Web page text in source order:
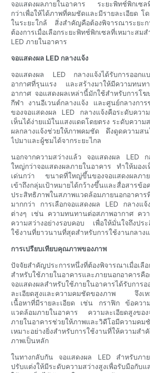
จอแสดงผลภายในอาคาร ระยะพิทช์พิกเซลที่
กว่าเพื่อให้ได้ภาพที่คมชัดและมีรายละเอียด โด
ในระยะใกล้ สิ่งสำคัญคือต้องพิจารณาระยะก
ต้องการเมื่อเลือกระยะพิทช์พิกเซลที่เหมาะสม
LED ภายในอาคาร
จอแสดงผล LED กลางแจ้ง
จอแสดงผล LED กลางแจ้งได้รับการออกแ
อากาศที่รุนแรง และสร้างมาให้มีความทนท
อากาศ จอแสดงผลเหล่านี้มักใช้สำหรับการโ
กีฬา งานอีเวนต์กลางแจ้ง และศูนย์กลางกา
ของจอแสดงผล LED กลางแจ้งคือระดับควา
เห็นได้ง่ายแม้ในแสงแดดโดยตรง ระดับความ
ผลกลางแจ้งช่วยให้ภาพคมชัด ดึงดูดความสน
ไปมาและผู้ชมได้จากระยะไกล
นอกจากความสว่างแล้ว จอแสดงผล LED ก
ใหญ่กว่าจอแสดงผลภายในอาคาร ทำให้มอง
เด่นกว่า ขนาดที่ใหญ่ขึ้นของจอแสดงผลภาย
เข้าถึงกลุ่มเป้าหมายได้กว้างขึ้นและสื่อสารข้อ
ประสิทธิภาพในสภาพแวดล้อมภายนอกอาคาร
มากกว่า การเลือกจอแสดงผล LED กลางแ
ต่างๆ เช่น ความทนทานต่อสภาพอากาศ คว
ความสว่างอย่างรอบคอบ เพื่อให้มั่นใจถึงปร
ใช้งานที่ยาวนานที่สุดสำหรับการใช้งานกลาง
การเปรียบเทียบคุณภาพของภาพ
ปัจจัยสำคัญประการหนึ่งที่ต้องพิจารณาเมื่อเ
สำหรับใช้ภายในอาคารและภายนอกอาคารคื
จอแสดงผลสำหรับใช้ภายในอาคารได้รับการ
ละเอียดสูงและความคมชัดของภาพ จึงเห
เนื้อหาที่มีรายละเอียด เช่น กราฟิก ข้อควา
แวดล้อมภายในอาคาร ความละเอียดสูงของ
ภายในอาคารช่วยให้ภาพและวิดีโอมีควา
เหมาะอย่างยิ่งสำหรับการใช้งานที่ให้ความส
ภาพเป็นหลัก
ในทางกลับกัน จอแสดงผล LED สำหรับภาย
ปรับแต่งให้มีระดับความสว่างสูงเพื่อรับมือกับแ